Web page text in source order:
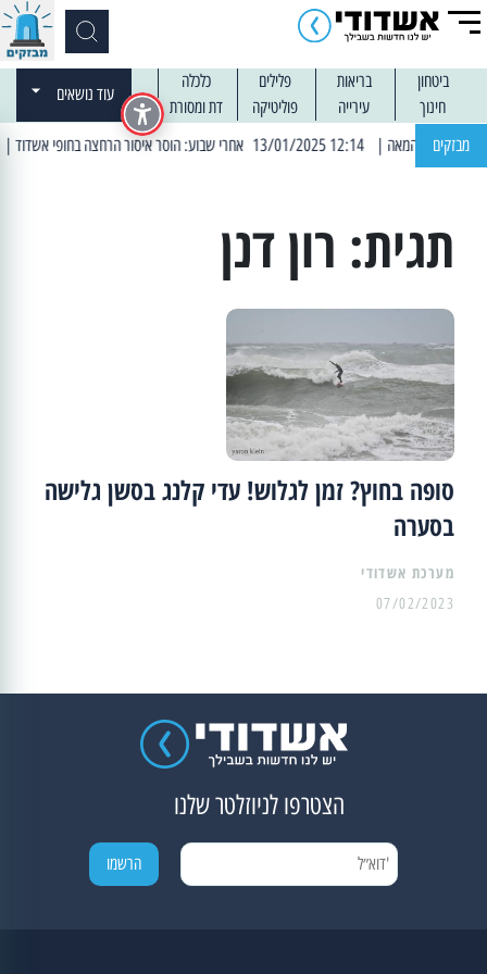
ביטחון בריאות פלילים
כלכלה
חינוך
עירייה פוליטיקה דת ומסורת
עוד נושאים
מבזקים | 12:14 13/01/2025 אחרי שבוע: הוסר איסור הרחצה בחופי אשדוד | 13:04 14/01/2025 עובדים בלילות: עבודות
תגית: רון דנן
סופה בחוץ? זמן לגלוש! עדי קלנג בסשן גלישה
בסערה
מערכת אשדודי
07/02/2023
הצטרפו לניוזלטר שלנו